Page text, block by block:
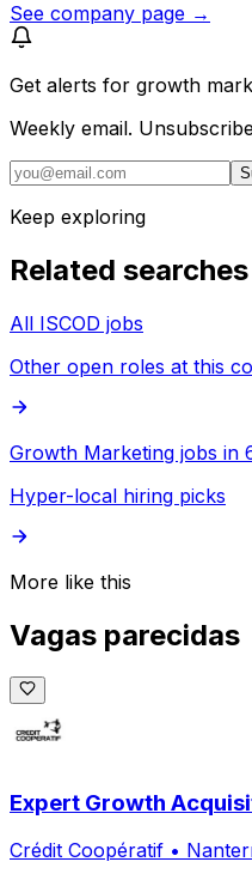
See company page →
Get alerts for growth
Weekly email.
Keep exploring
Related searches
All ISCOD jobs
Other open roles at this
Growth Marketing jobs in
Hyper-local hiring picks
More like this
Vagas parecidas
Expert Growth
Crédit Coopératif •